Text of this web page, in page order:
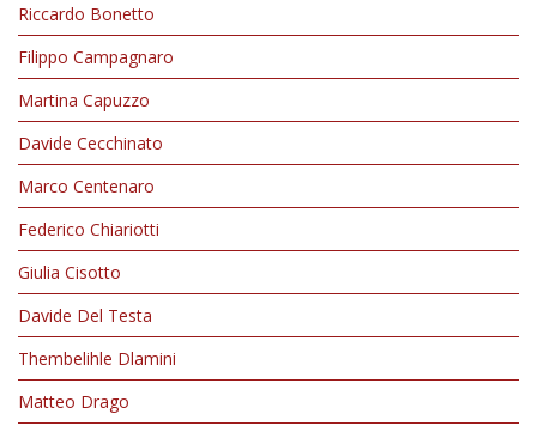
Riccardo Bonetto
Filippo Campagnaro
Martina Capuzzo
Davide Cecchinato
Marco Centenaro
Federico Chiariotti
Giulia Cisotto
Davide Del Testa
Thembelihle Dlamini
Matteo Drago